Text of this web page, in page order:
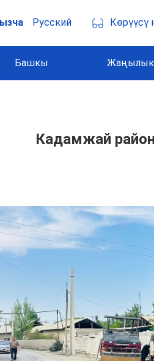
Русский Көрүүсү
Башкы
Кадамжай